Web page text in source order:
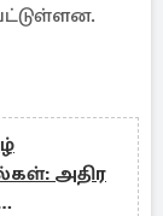
அதிர